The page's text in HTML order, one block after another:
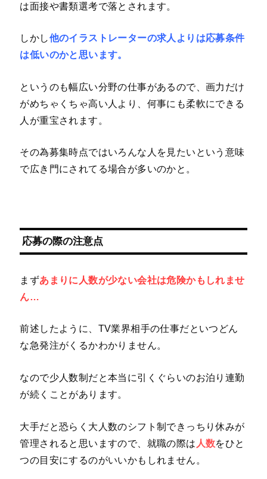
は面接や書類選考で落とされます。
しかし他のイラストレーターの求人よりは応募条件
は低いのかと思います。
というのも幅広い分野の仕事があるので、画力だけ
がめちゃくちゃ高い人より、何事にも柔軟にできる
人が重宝されます。
その為募集時点ではいろんな人を見たいという意味
で広き門にされてる場合が多いのかと。
応募の際の注意点
まずあまりに人数が少ない会社は危険かもしれませ
ん…
前述したように、TV業界相手の仕事だといつどん
な急発注がくるかわかりません。
なので少人数制だと本当に引くぐらいのお泊り連勤
が続くことがあります。
大手だと恐らく大人数のシフト制できっちり休みが
管理されると思いますので、就職の際は 人数をひと
つの目安にするのがいいかもしれません。